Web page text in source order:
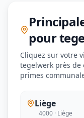
pour
Cliquez sur votre
tegelwerk près de
primes
Liège
4000 · Liège